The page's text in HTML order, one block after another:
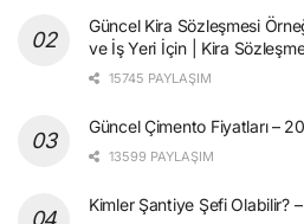
Güncel Kira Sözleşmesi
ve İş Yeri İçin | Kira
15745 PAYLAŞIM
Güncel Çimento Fiyatları –
13599 PAYLAŞIM
Kimler Şantiye Şefi Olabilir?